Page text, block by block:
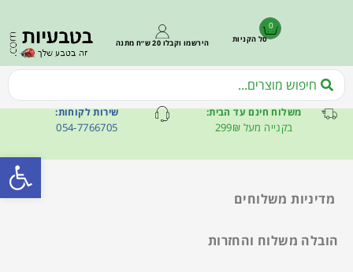
0
סל הקניות הירשמו וקבלו 20 ש״ח מתנה
משלוח חינם עד הבית:
בקנייה מעל 299₪
שירות לקוחות:
054-7766705
מדיניות משלוחים
הובלה משלוח והחזרות
פתח